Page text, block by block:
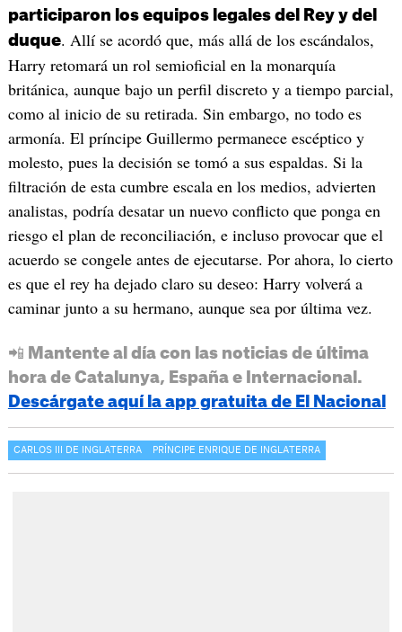
participaron los equipos legales del Rey y del
duque. Allí se acordó que, más allá de los escándalos,
Harry retomará un rol semioficial en la monarquía
británica, aunque bajo un perfil discreto y a tiempo parcial,
como al inicio de su retirada. Sin embargo, no todo es
armonía. El príncipe Guillermo permanece escéptico y
molesto, pues la decisión se tomó a sus espaldas. Si la
filtración de esta cumbre escala en los medios, advierten
analistas, podría desatar un nuevo conflicto que ponga en
riesgo el plan de reconciliación, e incluso provocar que el
acuerdo se congele antes de ejecutarse. Por ahora, lo cierto
es que el rey ha dejado claro su deseo: Harry volverá a
caminar junto a su hermano, aunque sea por última vez.
📲 Mantente al día con las noticias de última
hora de Catalunya, España e Internacional.
Descárgate aquí la app gratuita de El Nacional
CARLOS III DE INGLATERRA PRÍNCIPE ENRIQUE DE INGLATERRA